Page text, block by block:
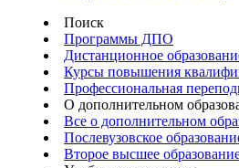
Поиск
Программы ДПО
Дистанционное
Курсы повышения
Профессиональная
О дополнительном
Все о дополнительном
Послевузовское
Второе высшее